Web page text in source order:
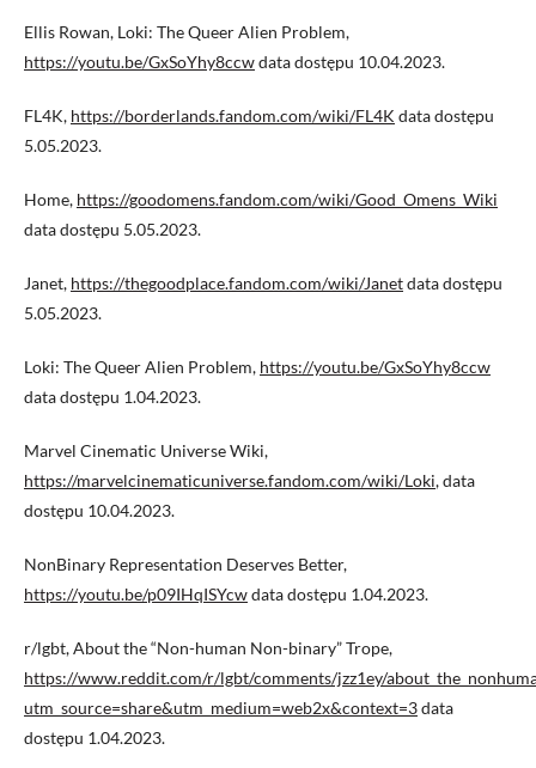
Ellis Rowan, Loki: The Queer Alien Problem,
https://youtu.be/GxSoYhy8ccwdata dostępu 10.04.2023.
FL4K, https://borderlands.fandom.com/wiki/FL4K data dostępu
5.05.2023.
Home, https://goodomens.fandom.com/wiki/Good_Omens_Wiki
data dostępu 5.05.2023.
Janet, https://thegoodplace.fandom.com/wiki/Janetdata dostępu
5.05.2023.
Loki: The Queer Alien Problem, https://youtu.be/GxSoYhy8ccw
data dostępu 1.04.2023.
Marvel Cinematic Universe Wiki,
https://marvelcinematicuniverse.fandom.com/wiki/Loki, data
dostępu 10.04.2023.
NonBinary Representation Deserves Better,
https://youtu.be/p09IHqISYcwdata dostępu 1.04.2023.
r/lgbt, About the “Non-human Non-binary” Trope,
https://www.reddit.com/r/lgbt/comments/jzz1ey/
utm_source=share&utm_medium=web2x&context=3data
dostępu 1.04.2023.